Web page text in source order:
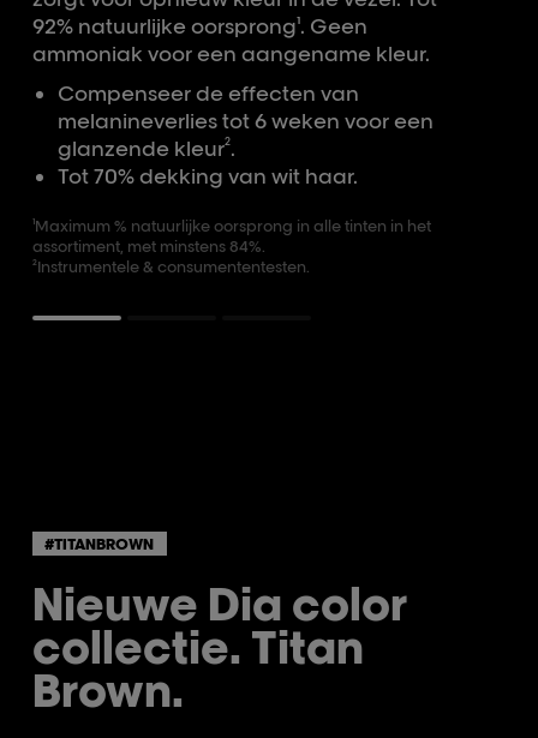
92% natuurlijke oorsprong¹. Geen
ammoniak voor een aangename kleur.
Compenseer de effecten van
melanineverlies tot 6 weken voor een
glanzende kleur2.
Tot 70% dekking van wit haar.
¹Maximum % natuurlijke oorsprong in alle tinten in het
assortiment, met minstens 84%.
²Instrumentele & consumententesten.
#TITANBROWN
Nieuwe Dia color
collectie. Titan
Brown.